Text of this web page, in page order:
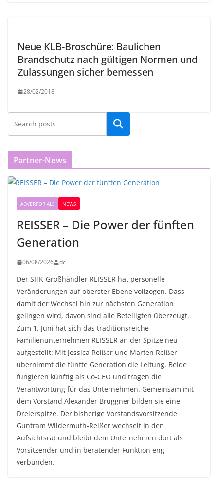
Neue KLB-Broschüre: Baulichen
Brandschutz nach gültigen Normen und
Zulassungen sicher bemessen
28/02/2018
Partner-News
ADVERTORIALS NEWS
REISSER – Die Power der fünften
Generation
06/08/2026 dc
Der SHK-Großhändler REISSER hat personelle
Veränderungen auf oberster Ebene vollzogen. Dass
damit der Wechsel hin zur nächsten Generation
gelingen wird, davon sind alle Beteiligten überzeugt.
Zum 1. Juni hat sich das traditionsreiche
Familienunternehmen REISSER an der Spitze neu
aufgestellt: Mit Jessica Reißer und Marten Reißer
übernimmt die fünfte Generation die Leitung. Beide
fungieren künftig als Co-CEO und tragen die
Verantwortung für das Unternehmen. Gemeinsam mit
dem Vorstand Alexander Bruggner bilden sie eine
Dreierspitze. Der bisherige Vorstandsvorsitzende
Guntram Wildermuth-Reißer wechselt in den
Aufsichtsrat und bleibt dem Unternehmen dort als
Vorsitzender und in beratender Funktion eng
verbunden.